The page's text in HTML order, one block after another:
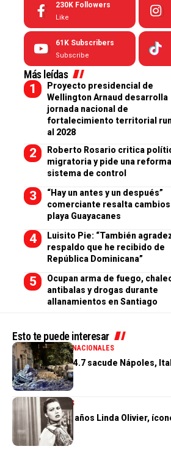
230K Followers
Like
61K Subscribers
Subscribe
Más leídas
Proyecto presidencial de
Wellington Arnaud desarrolla
jornada nacional de
fortalecimiento territorial
al 2028
Roberto Rosario critica
migratoria y pide una reforma
sistema de control
“Hay un antes y un después”
comerciante resalta cambios
playa Guayacanes
Luisito Pie: “También
respaldo que he recibido de
República Dominicana”
Ocupan arma de fuego,
antibalas y drogas durante
allanamientos en Santiago
Esto te puede interesar
GENERALESINTERNACIONALES
Terremoto de 4.7 sacude Nápoles,
de heridos
INTERNACIONALES
Muere a los 97 años Linda Olivier,
venezolana